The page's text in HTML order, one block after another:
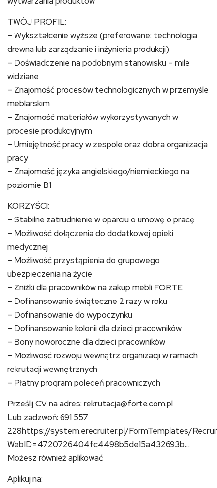
TWÓJ PROFIL:
– Wykształcenie wyższe (preferowane: technologia
drewna lub zarządzanie i inżynieria produkcji)
– Doświadczenie na podobnym stanowisku – mile
widziane
– Znajomość procesów technologicznych w przemyśle
meblarskim
– Znajomość materiałów wykorzystywanych w
procesie produkcyjnym
– Umiejętność pracy w zespole oraz dobra organizacja
pracy
– Znajomość języka angielskiego/niemieckiego na
poziomie B1
KORZYŚCI:
– Stabilne zatrudnienie w oparciu o umowę o pracę
– Możliwość dołączenia do dodatkowej opieki
medycznej
– Możliwość przystąpienia do grupowego
ubezpieczenia na życie
– Zniżki dla pracowników na zakup mebli FORTE
– Dofinansowanie świąteczne 2 razy w roku
– Dofinansowanie do wypoczynku
– Dofinansowanie kolonii dla dzieci pracowników
– Bony noworoczne dla dzieci pracowników
– Możliwość rozwoju wewnątrz organizacji w ramach
rekrutacji wewnętrznych
– Płatny program poleceń pracowniczych
Prześlij CV na adres: rekrutacja@forte.com.pl
Lub zadzwoń: 691 557
228https://system.erecruiter.pl/FormTemplates/
WebID=4720726404fc4498b5de15a432693b…
Możesz również aplikować
Aplikuj na: